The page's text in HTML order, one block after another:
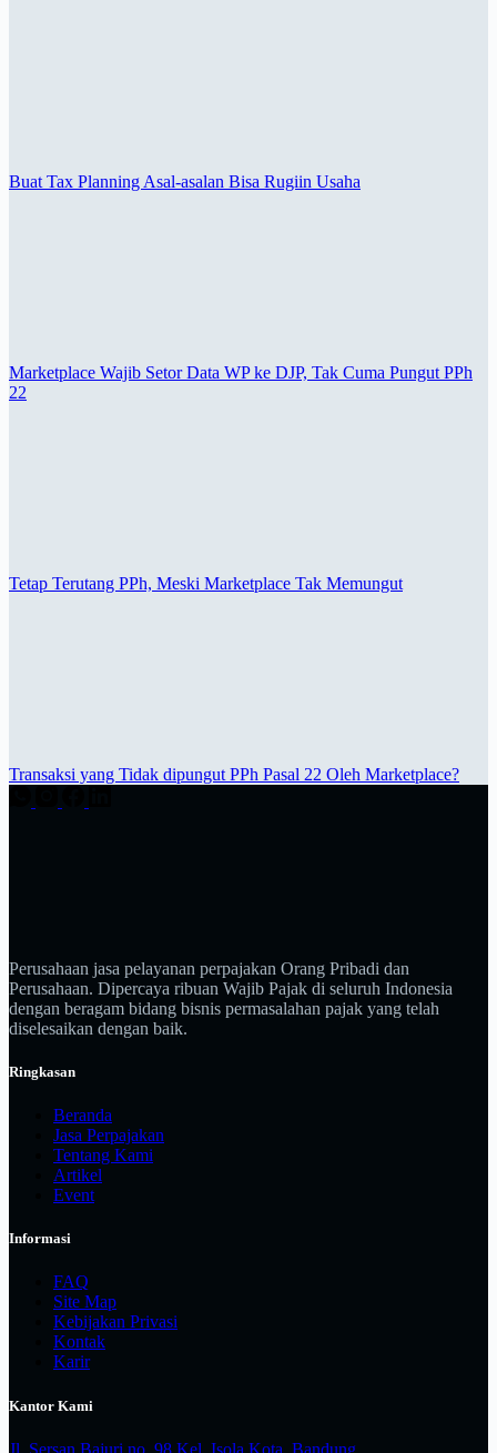
Buat Tax Planning Asal-asalan Bisa Rugiin Usaha
Marketplace Wajib Setor Data WP ke DJP, Tak Cuma Pungut PPh
22
Tetap Terutang PPh, Meski Marketplace Tak Memungut
Transaksi yang Tidak dipungut PPh Pasal 22 Oleh Marketplace?
Perusahaan jasa pelayanan perpajakan Orang Pribadi dan
Perusahaan. Dipercaya ribuan Wajib Pajak di seluruh Indonesia
dengan beragam bidang bisnis permasalahan pajak yang telah
diselesaikan dengan baik.
Ringkasan
Beranda
Jasa Perpajakan
Tentang Kami
Artikel
Event
Informasi
FAQ
Site Map
Kebijakan Privasi
Kontak
Karir
Kantor Kami
Jl. Sersan Bajuri no. 98 Kel. Isola Kota. Bandung